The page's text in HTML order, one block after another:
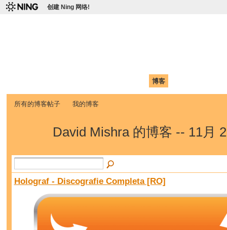
创建 Ning 网络!
博客
所有的博客帖子 我的博客
David Mishra 的博客 -- 11月
Holograf - Discografie Completa [RO]